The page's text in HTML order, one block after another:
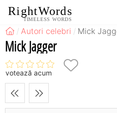
RightWords
TIMELESS WORDS
Autori celebri Mick
Mick Jagger
votează acum